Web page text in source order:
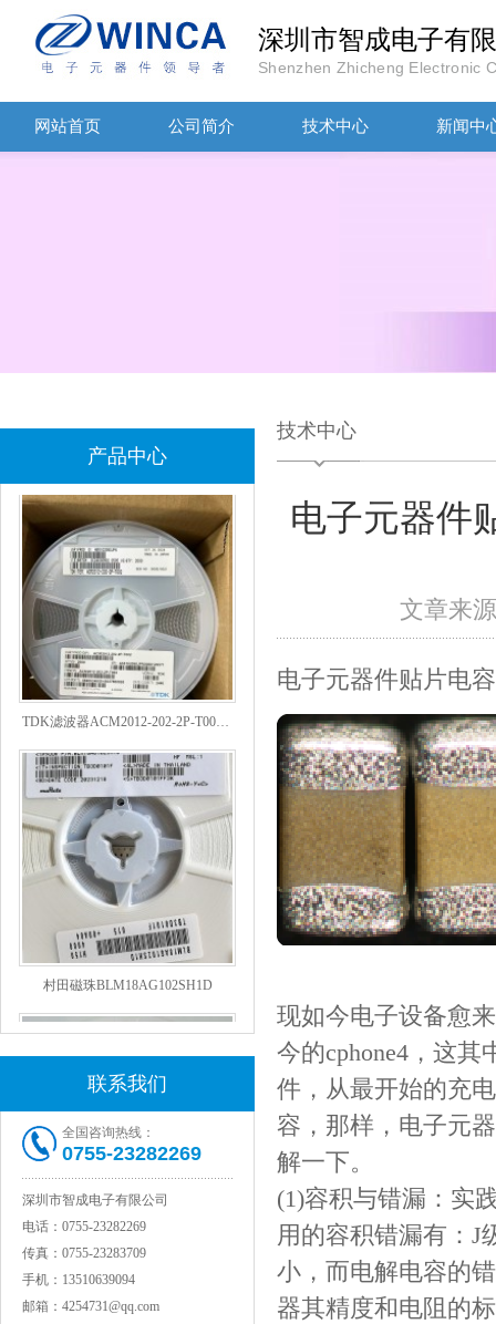
深圳市智成电子有
Shenzhen Zhicheng Electronic
网站首页 公司简介 技术中心 新闻中
产品中心
TDK滤波器ACM2012-202-2P-T002参数
村田磁珠BLM18AG102SH1D
村田电感LQW18AN15NG00D
联系我们
全国咨询热线：
0755-23282269
深圳市智成电子有限公司
电话： 0755-23282269
传真： 0755-23283709
手机： 13510639094
邮箱： 4254731@qq.com
技术中心
电子元器件
文章来
电子元器件贴片电
现如今电子设备愈
今的cphone4，这
件，从最开始的充
容，那样，电子元
解一下。
(1)容积与错漏：实
用的容积错漏有：J
小，而电解电容的
器其精度和电阻的